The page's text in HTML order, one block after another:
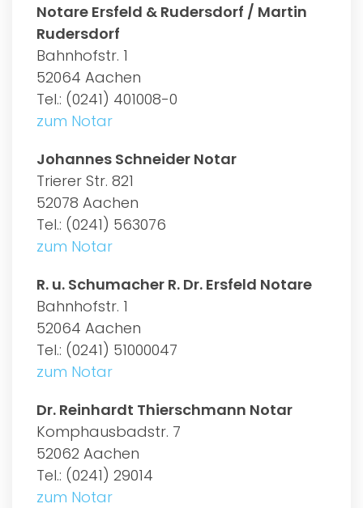
Notare Ersfeld & Rudersdorf / Martin
Rudersdorf
Bahnhofstr. 1
52064 Aachen
Tel.: (0241) 401008-0
zum Notar
Johannes Schneider Notar
Trierer Str. 821
52078 Aachen
Tel.: (0241) 563076
zum Notar
R. u. Schumacher R. Dr. Ersfeld Notare
Bahnhofstr. 1
52064 Aachen
Tel.: (0241) 51000047
zum Notar
Dr. Reinhardt Thierschmann Notar
Komphausbadstr. 7
52062 Aachen
Tel.: (0241) 29014
zum Notar